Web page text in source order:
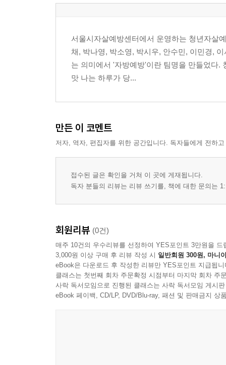
14문장
Chapter 8 희망 : 간절히 바랄 때
14문장
서울시자살예방센터에서 운영하는 청년자살
채, 박나영, 박소영, 박시우, 안수민, 이민경,
는 의미에서 '자방예방'이란 팀명을 만들었다.
맛 나는 하루가 당...
만든 이 코멘트
저자, 역자, 편집자를 위한 공간입니다. 독자들에게 전하
접수된 글은 확인을 거쳐 이 곳에 게재됩니다.
독자 분들의 리뷰는 리뷰 쓰기를, 책에 대한 문의는
회원리뷰 (0건)
매주 10건의 우수리뷰를 선정하여 YES포인트 3만원을 드
3,000원 이상 구매 후 리뷰 작성 시 일반회원 300원, 마니
eBook은 다운로드 후 작성한 리뷰만 YES포인트 지급됩니
클래스는 첫번째 회차 주문확정 시점부터 마지막 회차 주
사락 독서모임으로 진행된 클래스는 사락 독서모임 게시
eBook 페이백, CD/LP, DVD/Blu-ray, 패션 및 판매금지 상